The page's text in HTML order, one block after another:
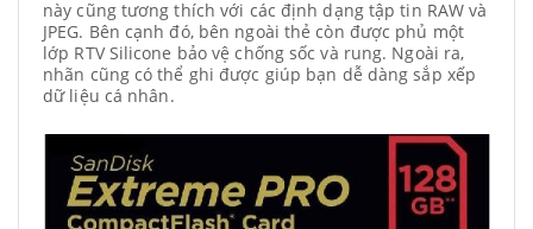
này cũng tương thích với các định dạng tập tin RAW và
JPEG. Bên cạnh đó, bên ngoài thẻ còn được phủ một
lớp RTV Silicone bảo vệ chống sốc và rung. Ngoài ra,
nhãn cũng có thể ghi được giúp bạn dễ dàng sắp xếp
dữ liệu cá nhân.